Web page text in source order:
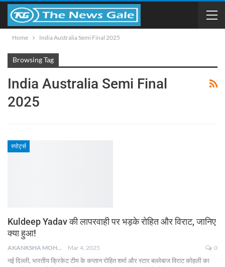
Home India Australia Semi Final 2025
Browsing Tag
India Australia Semi Final
2025
स्पोर्ट्स
Kuldeep Yadav की लापरवाही पर भड़के रोहित और विराट, जानिए
क्या हुआ!
AKANKSHA MOHAN Mar 4, 2025 0
नई दिल्ली, भारतीय क्रिकेट टीम के कप्तान रोहित शर्मा और स्टार बल्लेबाज विराट कोहली का